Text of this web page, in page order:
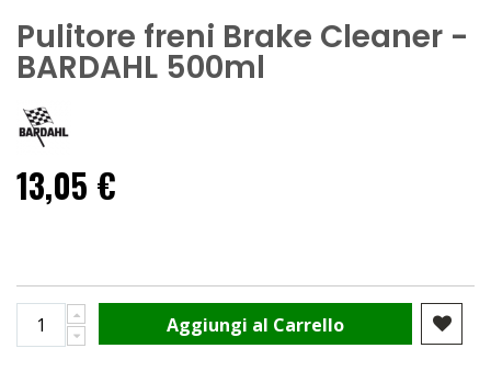
Pulitore freni Brake Cleaner -
BARDAHL 500ml
13,05 €
Aggiungi al Carrello